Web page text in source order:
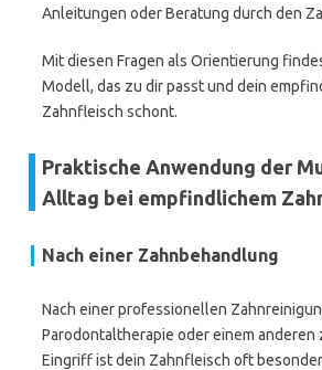
Anleitungen oder Beratung durch den
Mit diesen Fragen als Orientierung
Modell, das zu dir passt und dein
Zahnfleisch schont.
Praktische Anwendung der
Alltag bei empfindlichem
Nach einer Zahnbehandlung
Nach einer professionellen
Parodontaltherapie oder einem anderen
Eingriff ist dein Zahnfleisch oft